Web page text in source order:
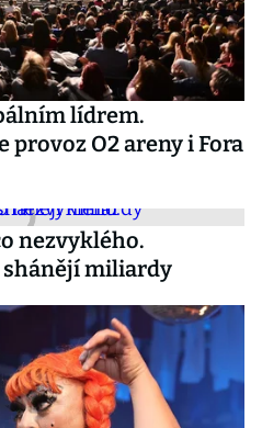
lídrem.
O2 areny i Fora
nezvyklého.
miliardy